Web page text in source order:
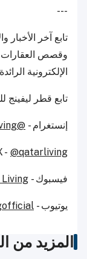
---
تابع آخر الأخبار
وقصص العقارات
الإلكترونية
تابع قطر ليفينج
إنستغرام - @qatarliving
- @qatarliving
فيسبوك -
يوتيوب -
المزيد من